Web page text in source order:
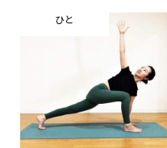
ひと